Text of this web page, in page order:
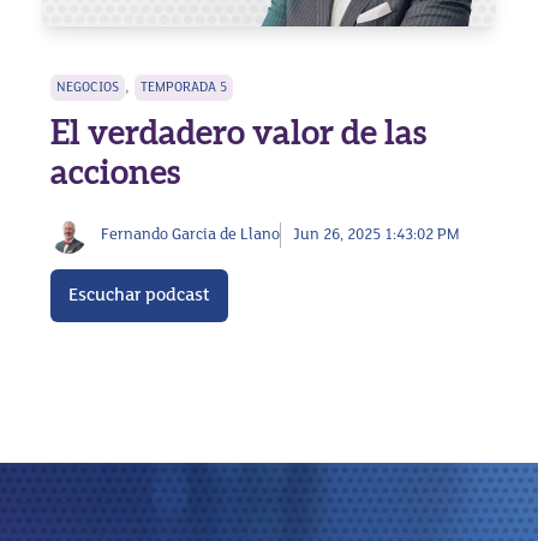
NEGOCIOS , TEMPORADA 5
El verdadero valor de las
acciones
Fernando García de Llano Jun 26, 2025 1:43:02 PM
Escuchar podcast